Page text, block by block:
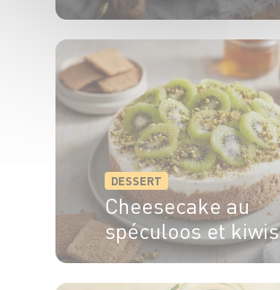
DESSERT
Cheesecake au
spéculoos et kiwis